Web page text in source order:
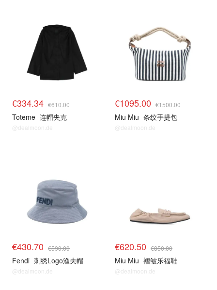
€334.34 €610.00
Toteme 连帽夹克
@dealmoon.de
€1095.00 €1500.00
Miu Miu 条纹手提包
@dealmoon.de
€430.70 €590.00
Fendi 刺绣Logo渔夫帽
@dealmoon.de
€620.50 €850.00
Miu Miu 褶皱乐福鞋
@dealmoon.de